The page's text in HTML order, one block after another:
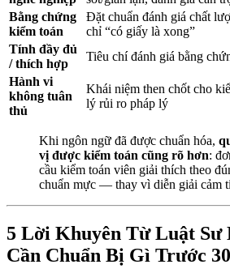
Bằng chứng
kiểm toán
Đặt chuẩn đánh giá chất
chỉ “có giấy là xong”
Tính đầy đủ
/ thích hợp
Tiêu chí đánh giá bằng
Hành vi
không tuân
thủ
Khái niệm then chốt cho
lý rủi ro pháp lý
Khi ngôn ngữ đã được chuẩn hóa,
vị được kiểm toán cũng rõ hơn:
cầu kiểm toán viên giải thích theo
chuẩn mực — thay vì diễn giải cảm
5 Lời Khuyên Từ Luật
Cần Chuẩn Bị Gì Trước